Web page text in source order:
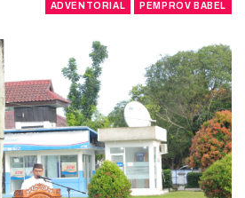
ADVENTORIAL PEMPROV BABEL